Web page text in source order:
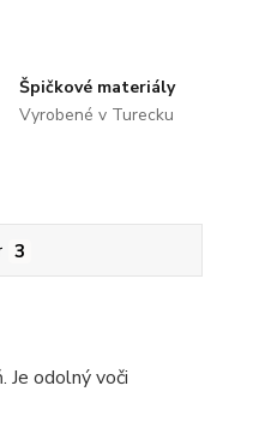
Špičkové materiály
Vyrobené v Turecku
3
Je odolný voči